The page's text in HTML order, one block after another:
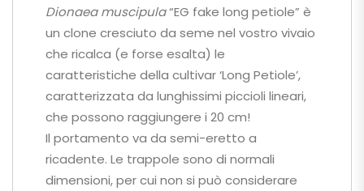
Dionaea muscipula“EG fake long petiole” è
un clone cresciuto da seme nel vostro vivaio
che ricalca (e forse esalta) le
caratteristiche della cultivar ‘Long Petiole’,
caratterizzata da lunghissimi piccioli lineari,
che possono raggiungere i 20 cm!
Il portamento va da semi-eretto a
ricadente. Le trappole sono di normali
dimensioni, per cui non si può considerare